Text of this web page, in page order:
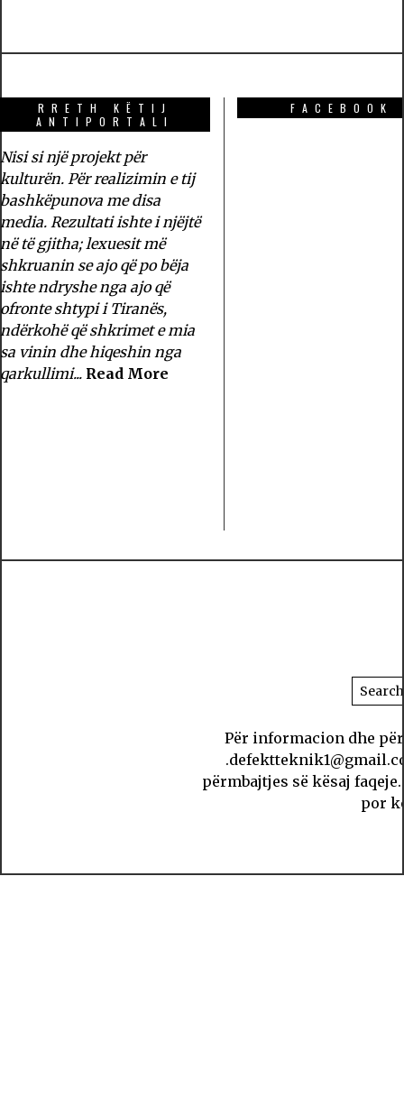
RRETH KËTIJ
ANTIPORTALI
Nisi si një projekt për
kulturën. Për realizimin e tij
bashkëpunova me disa
media. Rezultati ishte i njëjtë
në të gjitha; lexuesit më
shkruanin se ajo që po bëja
ishte ndryshe nga ajo që
ofronte shtypi i Tiranës,
ndërkohë që shkrimet e mia
sa vinin dhe hiqeshin nga
qarkullimi... Read More
FACEBOOK
Për informacion dhe
përmbajtjes së kësaj
por